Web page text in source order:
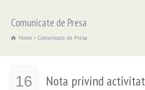
Comunicate de Presa
Home Comunicate de Presa
16 Nota privind